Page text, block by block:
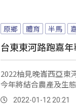
原鄉 體育 半馬
台東東河路跑嘉
2022柚見晚崙西亞東
今年將結合農產及生
2022-01-12 20:21